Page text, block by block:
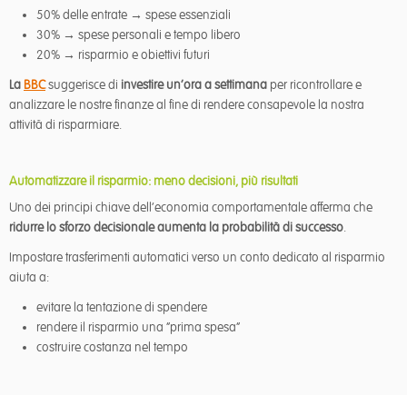
50% delle entrate → spese essenziali
30% → spese personali e tempo libero
20% → risparmio e obiettivi futuri
La BBCsuggerisce di investire un’ora a settimana per ricontrollare e
analizzare le nostre finanze al fine di rendere consapevole la nostra
attività di risparmiare.
Automatizzare il risparmio: meno decisioni, più risultati
Uno dei principi chiave dell’economia comportamentale afferma che
ridurre lo sforzo decisionale aumenta la probabilità di successo.
Impostare trasferimenti automatici verso un conto dedicato al risparmio
aiuta a:
evitare la tentazione di spendere
rendere il risparmio una “prima spesa”
costruire costanza nel tempo